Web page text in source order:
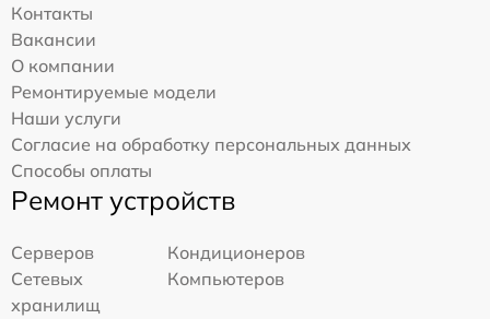
Контакты
Вакансии
О компании
Ремонтируемые модели
Наши услуги
Согласие на обработку персональных данных
Способы оплаты
Ремонт устройств
Серверов
Кондиционеров
Сетевых
хранилищ
Компьютеров